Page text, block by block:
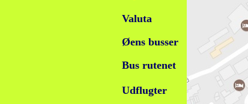
Valuta
Øens busser
Bus rutenet
Udflugter